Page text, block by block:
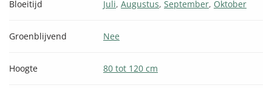
Bloeitijd Juli,Augustus,September, Oktober
Groenblijvend Nee
Hoogte 80 tot 120 cm